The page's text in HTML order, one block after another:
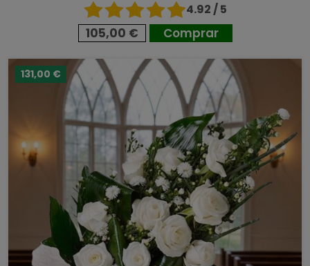
4.92 / 5
105,00 € Comprar
131,00 €